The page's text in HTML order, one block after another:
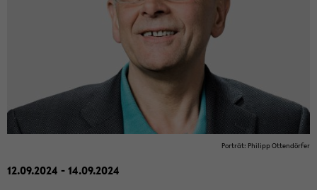
Por­trät: Phil­ipp Ot­ten­dör­fer
12.09.2024 - 14.09.2024